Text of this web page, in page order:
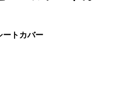
ートカバー